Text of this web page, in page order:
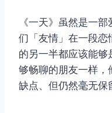
《一天》虽然是一
们「友情」在一段恋
的另一半都应该能
够畅聊的朋友一样，
缺点、但仍然毫无保